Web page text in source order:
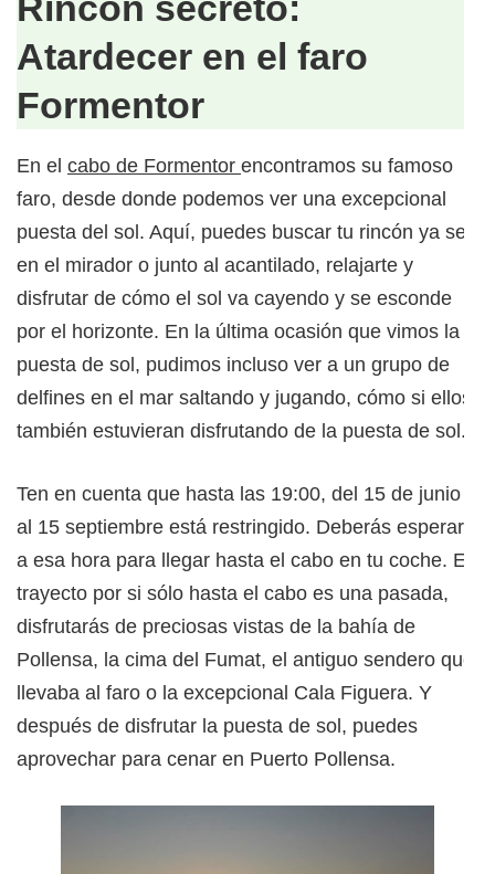
Atardecer en el faro
Formentor
En el cabo de Formentor encontramos su famoso
faro, desde donde podemos ver una excepcional
puesta del sol. Aquí, puedes buscar tu rincón ya sea
en el mirador o junto al acantilado, relajarte y
disfrutar de cómo el sol va cayendo y se esconde
por el horizonte. En la última ocasión que vimos la
puesta de sol, pudimos incluso ver a un grupo de
delfines en el mar saltando y jugando, cómo si ellos
también estuvieran disfrutando de la puesta de sol.
Ten en cuenta que hasta las 19:00, del 15 de junio
al 15 septiembre está restringido. Deberás esperar
a esa hora para llegar hasta el cabo en tu coche. El
trayecto por si sólo hasta el cabo es una pasada,
disfrutarás de preciosas vistas de la bahía de
Pollensa, la cima del Fumat, el antiguo sendero que
llevaba al faro o la excepcional Cala Figuera. Y
después de disfrutar la puesta de sol, puedes
aprovechar para cenar en Puerto Pollensa.